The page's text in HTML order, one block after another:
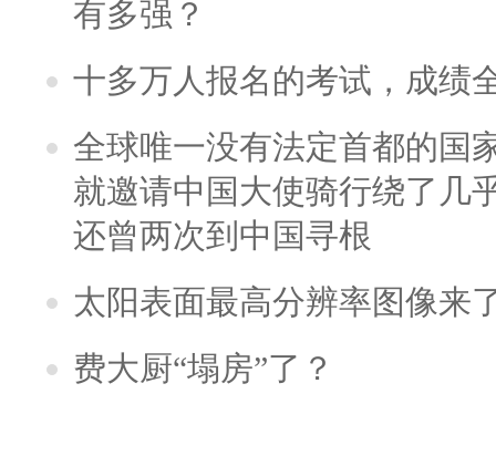
有多强？
十多万人报名的考试，成绩
全球唯一没有法定首都的国
就邀请中国大使骑行绕了几
还曾两次到中国寻根
太阳表面最高分辨率图像来
费大厨“塌房”了？